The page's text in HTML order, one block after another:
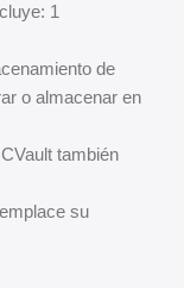
1
de
o almacenar en
también
su